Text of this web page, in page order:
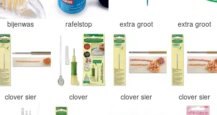
bijenwas rafelstop extra groot extra groot
clover sier clover clover sier clover sier